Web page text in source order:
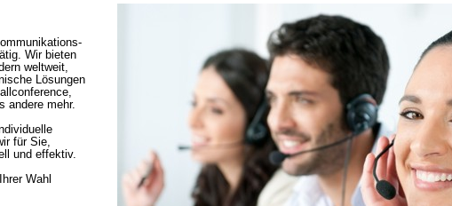
Wir bieten
weltweit,
Lösungen
andere mehr.
für Sie,
und effektiv.
Wahl